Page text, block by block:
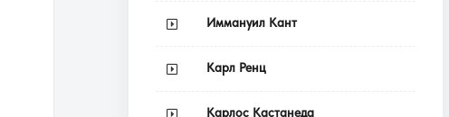
Иммануил Кант
Карл Ренц
Карлос Кастанеда